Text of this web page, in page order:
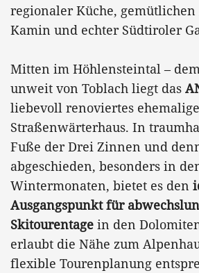
regionaler Küche, gemütlichen
Kamin und echter Südtiroler
Mitten im Höhlensteintal –
unweit von Toblach liegt das
liebevoll renoviertes
Straßenwärterhaus. In
Fuße der Drei Zinnen und
abgeschieden, besonders in
Wintermonaten, bietet es den
Ausgangspunkt für
Skitourentage in den
erlaubt die Nähe zum
flexible Tourenplanung